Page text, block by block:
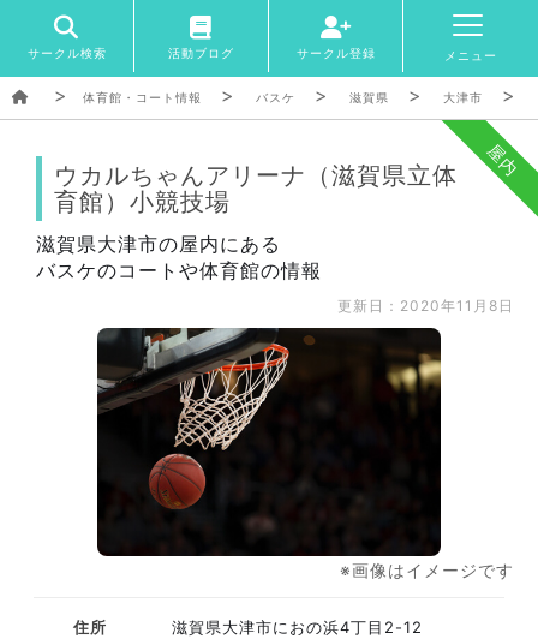
サークル検索 活動ブログ サークル登録 メニュー
体育館・コート情報 バスケ 滋賀県 大津市
屋内
ウカルちゃんアリーナ（滋賀県立体
育館）小競技場
滋賀県大津市の屋内にある
バスケのコートや体育館の情報
更新日：2020年11月8日
※画像はイメージです
住所 滋賀県大津市におの浜4丁目2-12